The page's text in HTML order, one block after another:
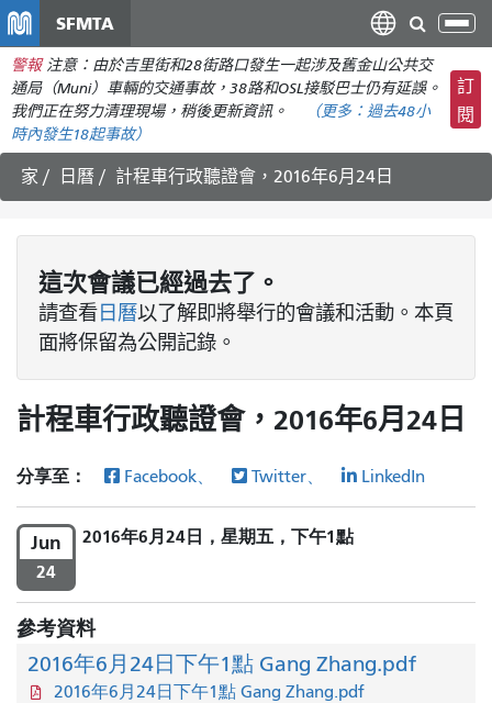
主
要
內
SFMTA
切
導
航
警報 注意：由於吉里街和28街路口發生一起涉及舊金山公共交
通局（Muni）車輛的交通事故，38路和OSL接駁巴士仍有延誤。
我們正在努力清理現場，稍後更新資訊。
（更多： 過去48小
時內發生18起事故）
訂
閱
家 日曆 計程車行政聽證會，2016年6月24日
這次會議已經過去了。
請查看日曆以了解即將舉行的會議和活動。本頁
面將保留為公開記錄。
計程車行政聽證會，2016年6月24日
分享至： Facebook、 Twitter、 LinkedIn
Jun
24
2016年6月24日，星期五，下午1點
參考資料
2016年6月24日下午1點 Gang Zhang.pdf
2016年6月24日下午1點 Gang Zhang.pdf